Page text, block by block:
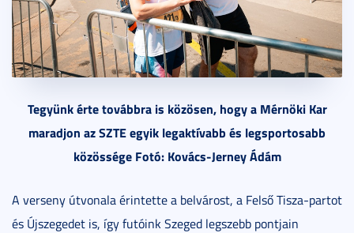
Tegyünk érte továbbra is közösen, hogy a Mérnöki Kar
maradjon az SZTE egyik legaktívabb és legsportosabb
közössége Fotó: Kovács-Jerney Ádám
A verseny útvonala érintette a belvárost, a Felső Tisza-partot
és Újszegedet is, így futóink Szeged legszebb pontjain